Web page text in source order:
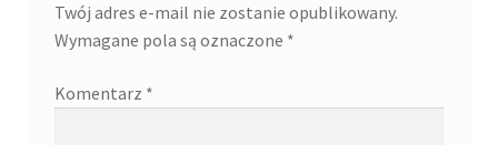
Twój adres e-mail nie zostanie opublikowany.
Wymagane pola są oznaczone *
Komentarz *